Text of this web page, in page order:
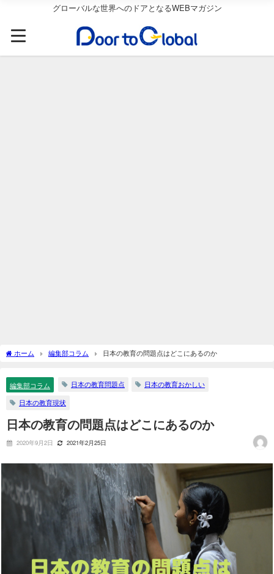
グローバルな世界へのドアとなるWEBマガジン
ホーム 編集部コラム 日本の教育の問題点はどこにあるのか
編集部コラム 日本の教育問題点
日本の教育おかしい
日本の教育現状
日本の教育の問題点はどこにあるのか
2020年9月2日 2021年2月25日